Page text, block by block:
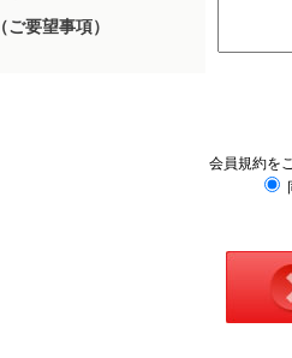
（ご要望事項）
会員規約を